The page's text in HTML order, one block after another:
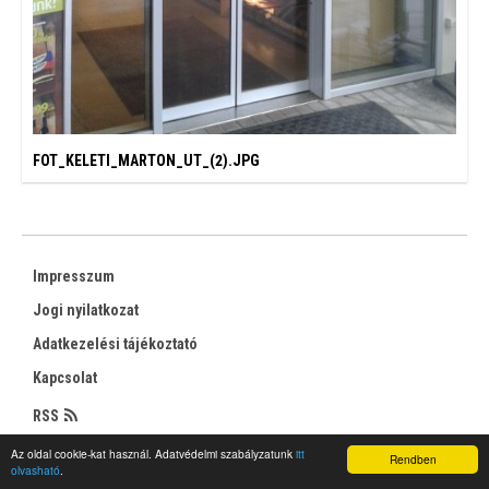
Rendben
Az oldal cookie-kat használ. Adatvédelmi szabályzatunk itt
olvasható.
FOT_KELETI_MARTON_UT_(2).JPG
Impresszum
Jogi nyilatkozat
Adatkezelési tájékoztató
Kapcsolat
RSS